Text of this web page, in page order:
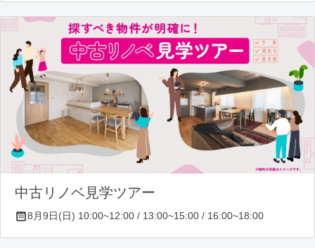
中古リノベ見学ツアー
8月9日(日) 10:00~12:00 / 13:00~15:00 / 16:00~18:00